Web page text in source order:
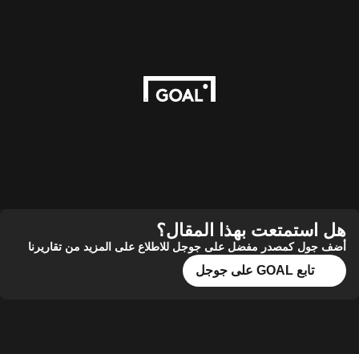
هل استمتعت بهذا المقال؟
أضف جول كمصدر مفضل على جوجل للاطلاع على المزيد من تقاريرنا
تابع GOAL على جوجل